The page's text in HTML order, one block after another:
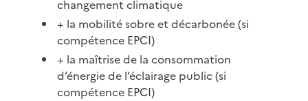
changement climatique
+ la mobilité sobre et décarbonée (si
compétence EPCI)
+ la maîtrise de la consommation
d’énergie de l’éclairage public (si
compétence EPCI)